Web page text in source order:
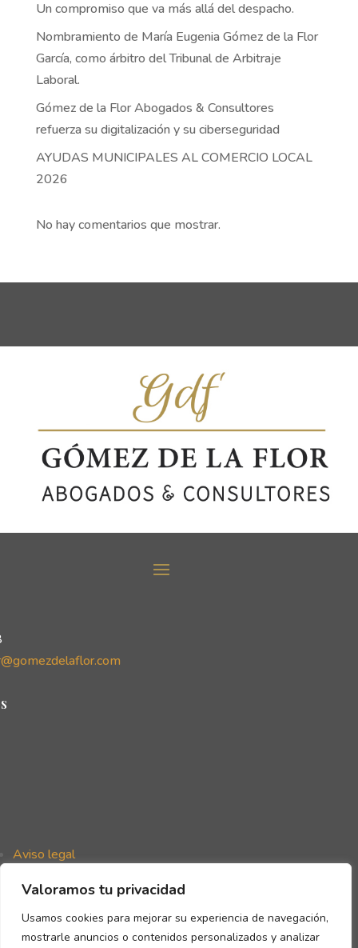
Valoramos tu privacidad
Usamos cookies para mejorar su experiencia de navegación,
mostrarle anuncios o contenidos personalizados y analizar
Un compromiso que va más allá del despacho.
Nombramiento de María Eugenia Gómez de la Flor
García, como árbitro del Tribunal de Arbitraje
Laboral.
Gómez de la Flor Abogados & Consultores
refuerza su digitalización y su ciberseguridad
AYUDAS MUNICIPALES AL COMERCIO LOCAL
2026
No hay comentarios que mostrar.
Aviso legal
Política de cookies
Declaración de accesibilidad